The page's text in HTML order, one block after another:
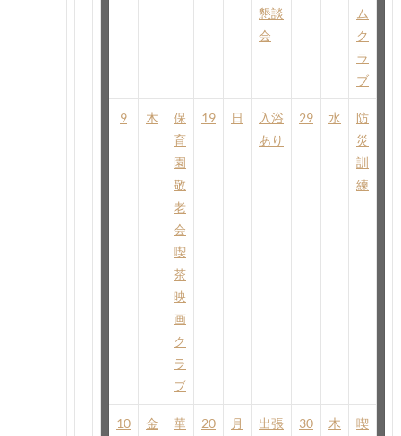
懇談
会
ム
ク
ラ
ブ
9 木
保
育
園
敬
老
会
喫
茶
映
画
ク
ラ
ブ
19 日
入浴
あり
29 水
防
災
訓
練
10 金
華
20 月
出張
30 木
喫